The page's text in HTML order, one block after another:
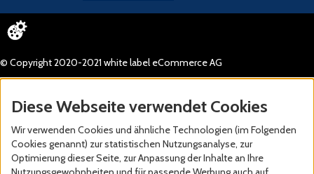
© Copyright 2020-2021 white label eCommerce AG
Diese Webseite verwendet Cookies
Wir verwenden Cookies und ähnliche Technologien (im Folgenden
Cookies genannt) zur statistischen Nutzungsanalyse, zur
Optimierung dieser Seite, zur Anpassung der Inhalte an Ihre